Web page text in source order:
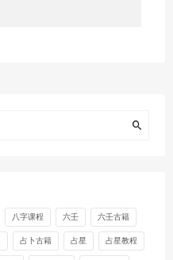
八字课程 六壬 六壬古籍
占卜古籍 占星 占星教程